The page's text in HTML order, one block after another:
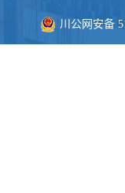
川公网安备